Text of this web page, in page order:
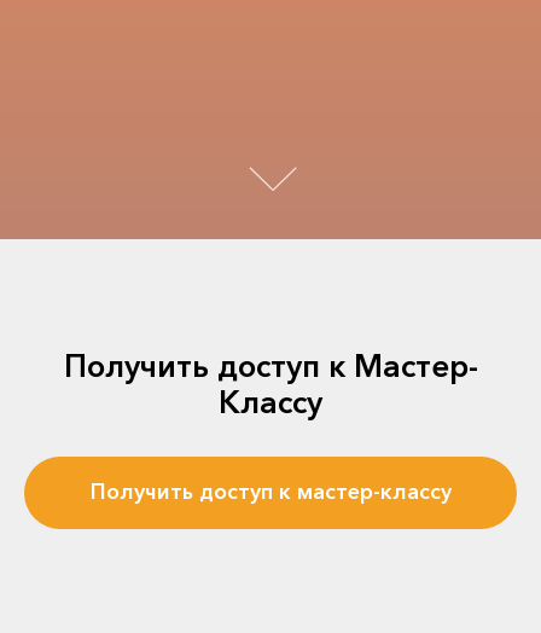
Получить доступ к Мастер-
Классу
Получить доступ к мастер-классу